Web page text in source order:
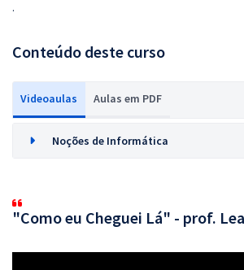
.
Conteúdo deste curso
Videoaulas Aulas em PDF
Noções de Informática
"Como eu Cheguei Lá" - prof.